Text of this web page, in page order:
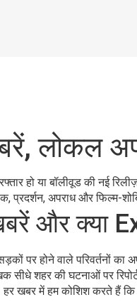
लोकल
हो या बॉलीवूड की नई
प्रदर्शन, अपराध और फिल्म-
और क्या
पर होने वाले परिवर्तनों का
सीधे शहर की घटनाओं पर
खबर में हम कोशिश करते हैं